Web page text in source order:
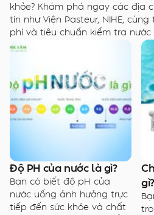
khỏe? Khám phá ngay các địa
tín như Viện Pasteur, NIHE,
phí và tiêu chuẩn kiểm tra nước
Độ PH của nước là gì?
Bạn có biết độ pH của
nước uống ảnh hưởng trực
tiếp đến sức khỏe và chất
gì?